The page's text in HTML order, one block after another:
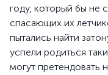
году, который бы не
спасающих их
пытались найти
успели родиться
могут претендовать